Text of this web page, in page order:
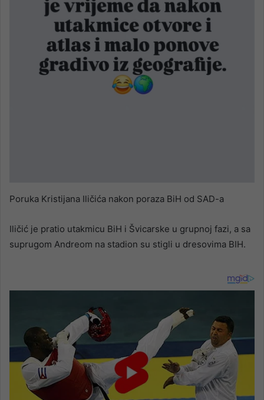
Poruka Kristijana Iličića nakon poraza BiH od SAD-a
Iličić je pratio utakmicu BiH i Švicarske u grupnoj fazi, a sa
suprugom Andreom na stadion su stigli u dresovima BIH.